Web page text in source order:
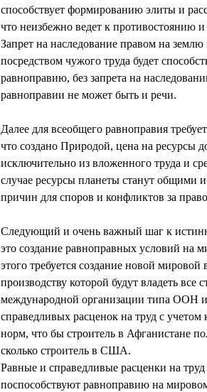
способствует формированию элиты и
что неизбежно ведет к противостоянию
Запрет на наследование правом на землю
посредством чужого труда будет
равноправию, без запрета на
равноправии не может быть и речи.
Далее для всеобщего равноправия
что создано Природой, цена на ресурсы
исключительно из вложенного труда и
случае ресурсы планеты станут общими
причин для споров и конфликтов за
Следующий и очень важный шаг к
это создание равноправных условий на
этого требуется создание новой
производству которой будут владеть все
международной организации типа ООН
справедливых расценок на труд с учетом
норм, что бы строитель в Афганистане
сколько строитель в США.
Равные и справедливые расценки на труд
поспособствуют равноправию на